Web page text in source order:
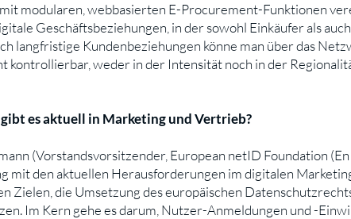
modularen, webbasierten E-Procurement-Funktionen
Geschäftsbeziehungen, in der sowohl Einkäufer als
langfristige Kundenbeziehungen könne man über das
kontrollierbar, weder in der Intensität noch in der
es aktuell in Marketing und Vertrieb?
(Vorstandsvorsitzender, European netID Foundation
mit den aktuellen Herausforderungen im digitalen
Zielen, die Umsetzung des europäischen
Im Kern gehe es darum, Nutzer-Anmeldungen und -